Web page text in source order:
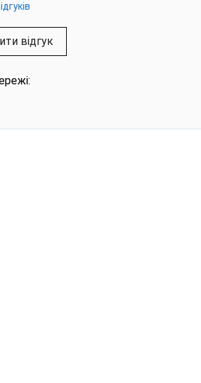
відгук